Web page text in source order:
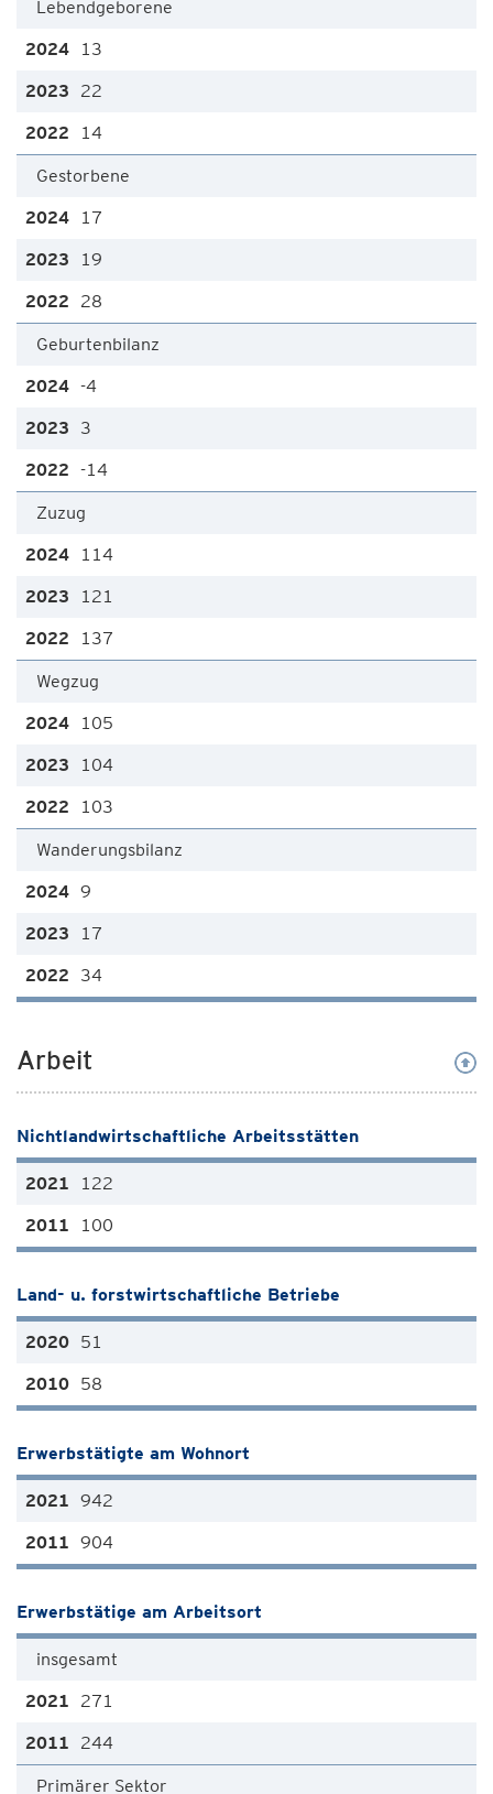
Lebendgeborene
13
22
14
Gestorbene
17
19
28
Geburtenbilanz
-4
3
-14
Zuzug
114
121
137
Wegzug
105
104
103
Wanderungsbilanz
9
17
34
Arbeit
Nichtlandwirtschaftliche Arbeitsstätten
122
100
Land- u. forstwirtschaftliche Betriebe
51
58
Erwerbstätigte am Wohnort
942
904
Erwerbstätige am Arbeitsort
insgesamt
271
244
Primärer Sektor